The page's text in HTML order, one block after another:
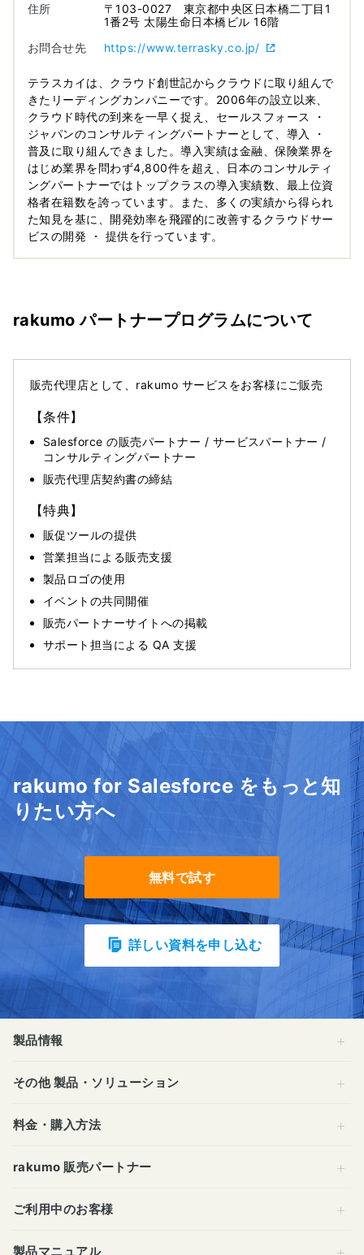
住所
〒103-0027 東京都中央区日本橋二丁目1
1番2号 太陽生命日本橋ビル 16階
お問合せ先
https://www.terrasky.co.jp/
テラスカイは、クラウド創世記からクラウドに取り組んで
きたリーディングカンパニーです。2006年の設立以来、
クラウド時代の到来を一早く捉え、セールスフォース ・
ジャパンのコンサルティングパートナーとして、導入 ・
普及に取り組んできました。導入実績は金融、保険業界を
はじめ業界を問わず4,800件を超え、日本のコンサルティ
ングパートナーではトップクラスの導入実績数、最上位資
格者在籍数を誇っています。また、多くの実績から得られ
た知見を基に、開発効率を飛躍的に改善するクラウドサー
ビスの開発 ・ 提供を行っています。
rakumo パートナープログラムについて
販売代理店として、rakumo サービスをお客様にご販売
【条件】
Salesforce の販売パートナー / サービスパートナー /
コンサルティングパートナー
販売代理店契約書の締結
【特典】
販促ツールの提供
営業担当による販売支援
製品ロゴの使用
イベントの共同開催
販売パートナーサイトへの掲載
サポート担当による QA 支援
rakumo for Salesforce をもっと知
りたい方へ
無料で試す
詳しい資料を申し込む
製品情報
その他 製品・ソリューション
料金・購入方法
rakumo 販売パートナー
ご利用中のお客様
製品マニュアル